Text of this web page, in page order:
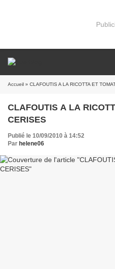
Accueil » CLAFOUTIS A LA RICOTTA ET
CLAFOUTIS A LA
CERISES
Publié le 10/09/2010 à 14:52
Par helene06